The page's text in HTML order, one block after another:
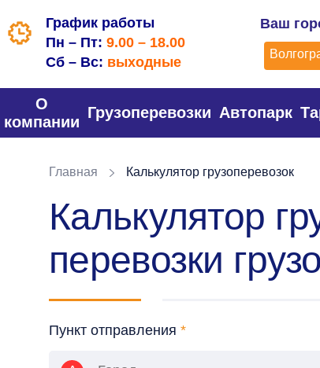
График работы
Пн – Пт: 9.00 – 18.00
Сб – Вс: выходные
Ваш
О
компании
Грузоперевозки Автопарк
Главная Калькулятор грузоперевозок
Калькулятор
перевозки
Пункт отправления *